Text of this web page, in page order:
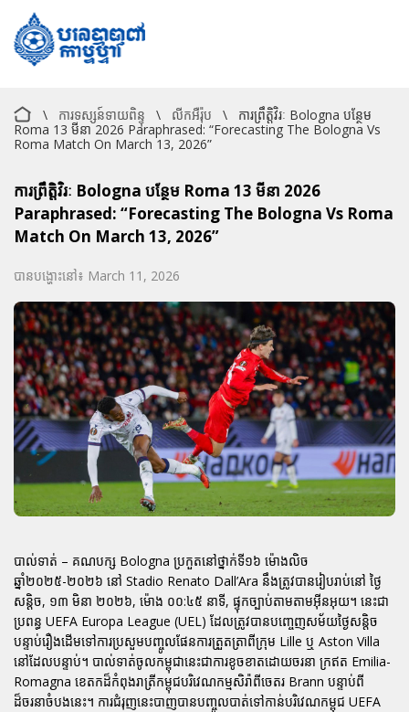
\ ការទស្សន៍ទាយពិន្ទុ \ លីកអឺរ៉ុប \
ការព្រឹត្តិវិរៈ Bologna បន្ថែម
Roma 13 មីនា 2026 Paraphrased: “Forecasting The Bologna Vs
Roma Match On March 13, 2026”
ការព្រឹត្តិវិរៈ Bologna បន្ថែម Roma 13 មីនា 2026
Paraphrased: “Forecasting The Bologna Vs Roma
Match On March 13, 2026”
បានបង្ហោះនៅ៖ March 11, 2026
បាល់ទាត់ – គណបក្ស Bologna ប្រកួតនៅថ្នាក់ទី១៦ ម៉ោងលិច
ឆ្នាំ២០២៥-២០២៦ នៅ Stadio Renato Dall’Ara នឹងត្រូវបានរៀបរាប់នៅ ថ្ងៃ
សន្តិច, ១៣ មិនា ២០២៦, ម៉ោង ០០:៤៥ នាទី, ផ្ទុកច្បាប់តាមតាមអ៊ីនអុយ។ នេះជា
ប្រពន្ធ UEFA Europa League (UEL) ដែលត្រូវបានបញ្ចេញសម័យថ្ងៃសន្តិច
បន្ទាប់រឿងដើមទៅការប្រសួមបញ្ចូលផែនការត្រួតត្រាពីក្រុម Lille ឬ Aston Villa
នៅដែលបន្ទាប់។ បាល់ទាត់ចូលកម្ពុជានេះជាការខូចខាតដោយចរនា ក្រឥត Emilia-
Romagna ខេតកដ៏កំពុងរាត្រីកម្ពុជបរិវេណកម្មសិរ៉ាពីចេតរ Brann បន្ទាប់ពី
ដ៏ចរនាចំបងនេះ។ ការជំរុញនេះបាញបានបញ្ចូលបាត់ទៅកាន់បរិវេណកម្ពុជ UEFA